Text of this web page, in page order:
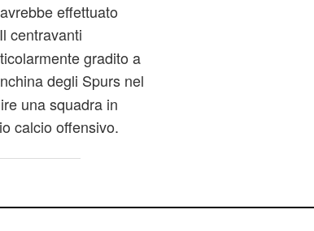
effettuato
Il centravanti
gradito a
degli Spurs nel
una squadra in
calcio offensivo.